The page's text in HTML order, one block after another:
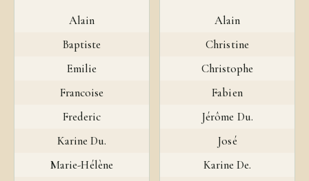
Alain
Baptiste
Emilie
Francoise
Frederic
Karine Du.
Marie-Hélène
Alain
Christine
Christophe
Fabien
Jérôme Du.
José
Karine De.